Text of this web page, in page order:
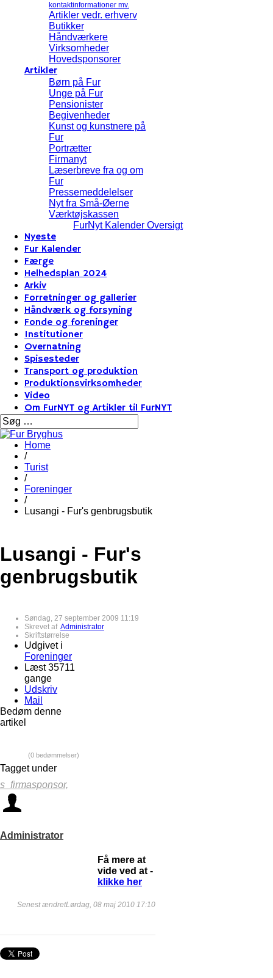
kontaktinformationer mv.
Artikler vedr. erhverv
Butikker
Håndværkere
Virksomheder
Hovedsponsorer
Artikler
Børn på Fur
Unge på Fur
Pensionister
Begivenheder
Kunst og kunstnere på
Fur
Portrætter
Firmanyt
Læserbreve fra og om
Fur
Pressemeddelelser
Nyt fra Små-Øerne
Værktøjskassen
FurNyt Kalender Oversigt
Nyeste
Fur Kalender
Færge
Helhedsplan 2024
Arkiv
Forretninger og gallerier
Håndværk og forsyning
Fonde og foreninger
Institutioner
Overnatning
Spisesteder
Transport og produktion
Produktionsvirksomheder
Video
Om FurNYT og Artikler til FurNYT
Home
/
Turist
/
Foreninger
/
Lusangi - Fur's genbrugsbutik
Lusangi - Fur's
genbrugsbutik
Søndag, 27 september 2009 11:19
Skrevet af Administrator
Skriftstørrelse
Udgivet i
Foreninger
Læst 35711
gange
Udskriv
Mail
Bedøm denne
artikel
(0 bedømmelser)
Tagget under
s_firmasponsor,
Administrator
Få mere at
vide ved at -
klikke her
Senest ændretLørdag, 08 maj 2010 17:10